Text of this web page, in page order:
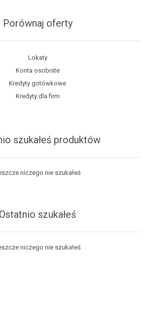
Porównaj oferty
Lokaty
Konta osobiste
Kredyty gotówkowe
Kredyty dla firm
szukałeś produktów
niczego nie szukałeś
Ostatnio szukałeś
niczego nie szukałeś